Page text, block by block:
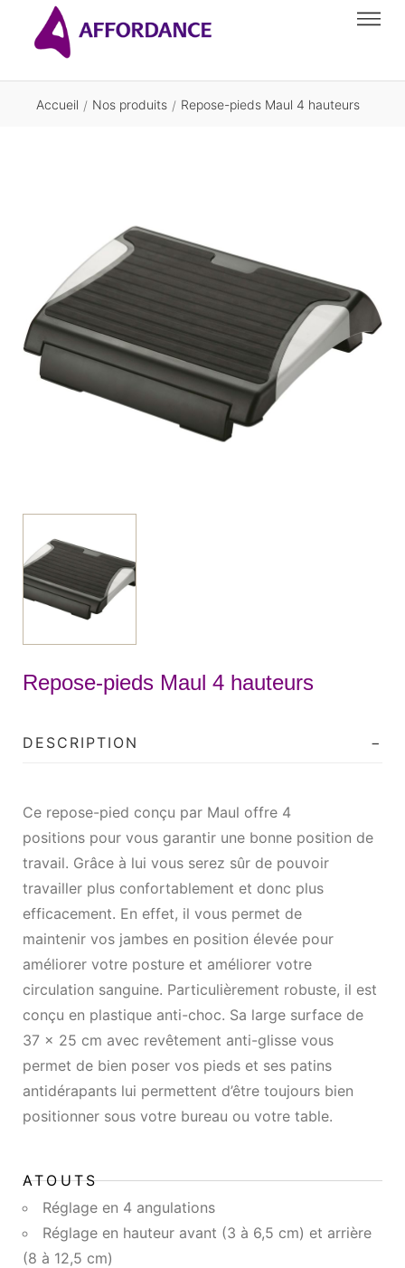
Accueil / Nos produits / Repose-pieds Maul 4 hauteurs
Repose-pieds Maul 4 hauteurs
DESCRIPTION
Ce repose-pied conçu par Maul offre 4
positions pour vous garantir une bonne position de
travail. Grâce à lui vous serez sûr de pouvoir
travailler plus confortablement et donc plus
efficacement. En effet, il vous permet de
maintenir vos jambes en position élevée pour
améliorer votre posture et améliorer votre
circulation sanguine. Particulièrement robuste, il est
conçu en plastique anti-choc. Sa large surface de
37 x 25 cm avec revêtement anti-glisse vous
permet de bien poser vos pieds et ses patins
antidérapants lui permettent d’être toujours bien
positionner sous votre bureau ou votre table.
ATOUTS
Réglage en 4 angulations
Réglage en hauteur avant (3 à 6,5 cm) et arrière
(8 à 12,5 cm)